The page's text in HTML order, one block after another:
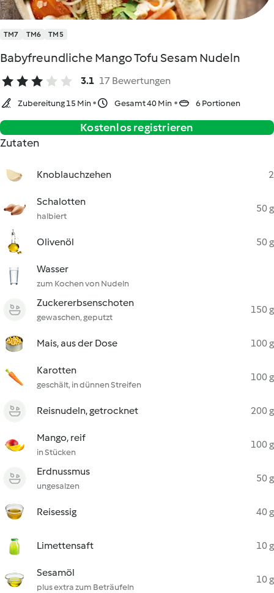
TM7 TM6 TM5
Babyfreundliche Mango Tofu Sesam Nudeln
3.1 17 Bewertungen
Zubereitung 15 Min Gesamt 40 Min 6 Portionen
Kostenlos registrieren
Zutaten
Knoblauchzehen 2
Schalotten
halbiert
50 g
Olivenöl 50 g
Wasser
zum Kochen von Nudeln
Zuckererbsenschoten
gewaschen, geputzt
150 g
Mais, aus der Dose 100 g
Karotten
geschält, in dünnen Streifen
100 g
Reisnudeln, getrocknet 200 g
Mango, reif
in Stücken
100 g
Erdnussmus
ungesalzen
50 g
Reisessig 40 g
Limettensaft 10 g
Sesamöl
plus extra zum Beträufeln
10 g